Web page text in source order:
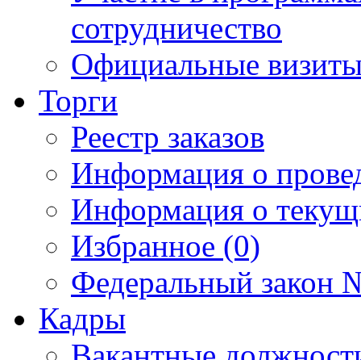
сотрудничество
Официальные
Торги
Реестр заказов
Информация о
Информация о
Избранное (0)
Федеральный закон
Кадры